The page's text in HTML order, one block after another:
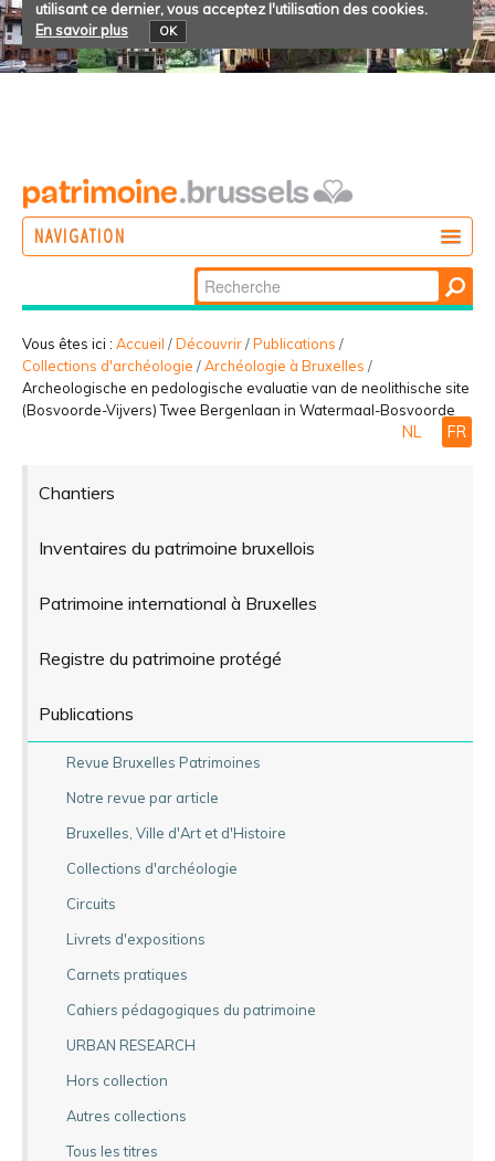
utilisant ce dernier, vous acceptez l'utilisation des cookies.
En savoir plus
OK
NAVIGATION
PARTICIPER
Chercher par
Recherche
avancée…
Vous êtes ici : Accueil /Découvrir/Publications /
Collections d'archéologie /Archéologie à Bruxelles /
Archeologische en pedologische evaluatie van de neolithische site
(Bosvoorde-Vijvers) Twee Bergenlaan in Watermaal-Bosvoorde
NL FR
Chantiers
Inventaires du patrimoine bruxellois
Patrimoine international à Bruxelles
Registre du patrimoine protégé
Publications
Revue Bruxelles Patrimoines
Notre revue par article
Bruxelles, Ville d'Art et d'Histoire
Collections d'archéologie
Circuits
Livrets d'expositions
Carnets pratiques
Cahiers pédagogiques du patrimoine
URBAN RESEARCH
Hors collection
Autres collections
Tous les titres